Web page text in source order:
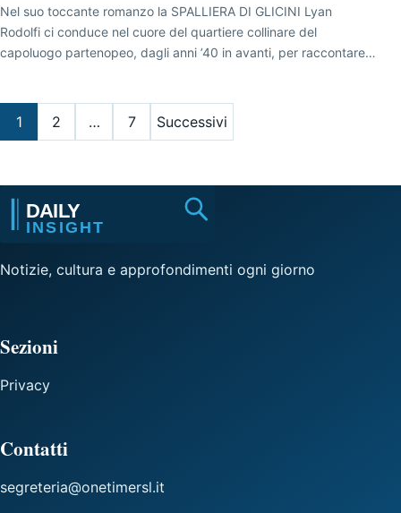
Nel suo toccante romanzo la SPALLIERA DI GLICINI Lyan
Rodolfi ci conduce nel cuore del quartiere collinare del
capoluogo partenopeo, dagli anni ’40 in avanti, per raccontare…
Paginazione degli articoli
1 2 … 7 Successivi
Notizie, cultura e approfondimenti ogni giorno
Sezioni
Privacy
Contatti
segreteria@onetimersl.it